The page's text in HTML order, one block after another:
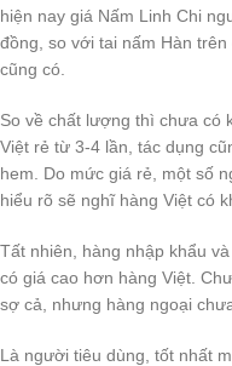
hiện nay giá Nấm Linh Chi
đồng, so với tai nấm Hàn
cũng có.
So về chất lượng thì chưa có
Việt rẻ từ 3-4 lần, tác dụng
hem. Do mức giá rẻ, một số
hiểu rõ sẽ nghĩ hàng Việt có
Tất nhiên, hàng nhập khẩu
có giá cao hơn hàng Việt.
sợ cả, nhưng hàng ngoại
Là người tiêu dùng, tốt nhất